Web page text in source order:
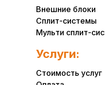
Внешние блоки
Сплит-системы
Мульти сплит-
Стоимость услуг
Услуги: